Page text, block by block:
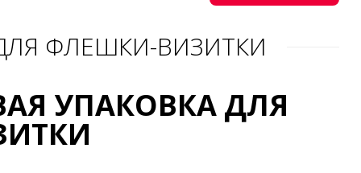
ФЛЕШКИ-ВИЗИТКИ
УПАКОВКА ДЛЯ